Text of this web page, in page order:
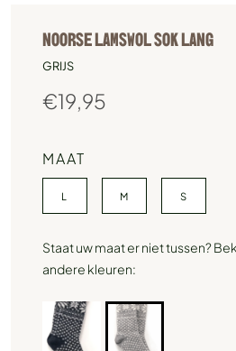
NOORSE LAMSWOL SOK LANG
GRIJS
€19,95
MAAT
L M S
Staat uw maat er niet tussen?
andere kleuren: